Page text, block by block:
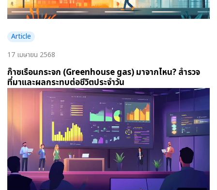
Article
17 เมษายน 2568
ก๊าซเรือนกระจก (Greenhouse gas) มาจากไหน? สำรวจ
ที่มาและผลกระทบต่อชีวิตประจำวัน